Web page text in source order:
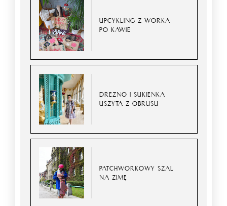
UPCYKLING Z WORKA
PO KAWIE
DREZNO I SUKIENKA
USZYTA Z OBRUSU
PATCHWORKOWY SZAL
NA ZIMĘ